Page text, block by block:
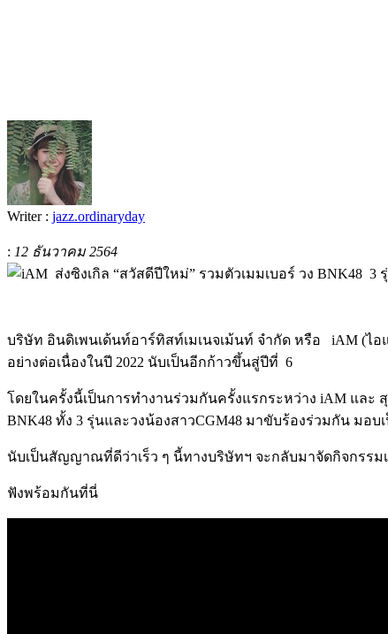
Writer : jazz.ordinaryday
: 12 ธันวาคม 2564
บริษัท อินดิเพนเด้นท์อาร์ทิสท์เมเนจเม้นท์ จำกัด หรือ iAM (ไอ
อย่างต่อเนื่องในปี 2022 นับเป็นอีกก้าวขึ้นสู่ปีที่ 6
โดยในครั้งนี้เป็นการทำงานร่วมกันครั้งแรกระหว่าง iAM และ
BNK48 ทั้ง 3 รุ่นและวงน้องสาวCGM48 มาขับร้องร่วมกัน มอบ
นับเป็นสัญญาณที่ดีว่าเร็ว ๆ นี้ทางบริษัทฯ จะกลับมาจัดกิจกรรม
ฟังพร้อมกันที่นี่